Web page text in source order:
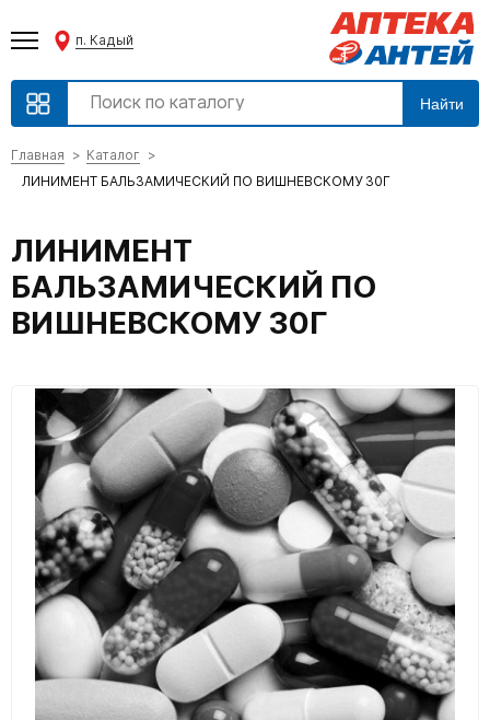
п. Кадый
Найти
Главная
Каталог
ЛИНИМЕНТ БАЛЬЗАМИЧЕСКИЙ ПО ВИШНЕВСКОМУ 30Г
ЛИНИМЕНТ
БАЛЬЗАМИЧЕСКИЙ ПО
ВИШНЕВСКОМУ 30Г